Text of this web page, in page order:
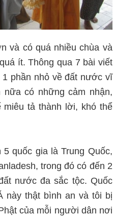
và có quá nhiều chùa và
ít. Thông qua 7 bài viết
1 phần nhỏ về đất nước vĩ
có những cảm nhận,
miêu tả thành lời, khó thể
quốc gia là Trung Quốc,
trong đó có đến 2
nước đa sắc tộc. Quốc
này thật bình an và tôi bị
của mỗi người dân nơi